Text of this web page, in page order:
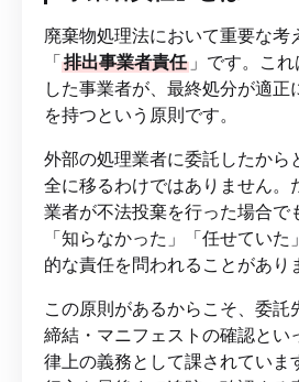
廃棄物処理法において重要な考
「排出事業者責任 」です。こ
した事業者が、最終処分が適正
を持つという原則です。
外部の処理業者に委託したから
全に移るわけではありません。
業者が不法投棄を行った場合で
「知らなかった」「任せてい
的な責任を問われることがあり
この原則があるからこそ、委託
締結・マニフェストの確認とい
律上の義務として課されていま